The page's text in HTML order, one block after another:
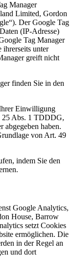
Manager
Limited, Gordon
Der Google Tag
(IP-Adresse)
Tag Manager
ihrerseits unter
greift nicht
finden Sie in den
Einwilligung
25 Abs. 1 TDDDG,
abgegeben haben.
von Art. 49
indem Sie den
Google Analytics,
House, Barrow
setzt Cookies
ermöglichen. Die
in der Regel an
und dort